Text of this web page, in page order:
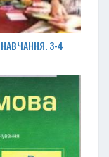
3-4